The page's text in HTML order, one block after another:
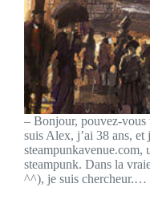
– Bonjour, pouvez-vous
suis Alex, j’ai 38 ans, et
steampunkavenue.com,
steampunk. Dans la
^^), je suis chercheur.…